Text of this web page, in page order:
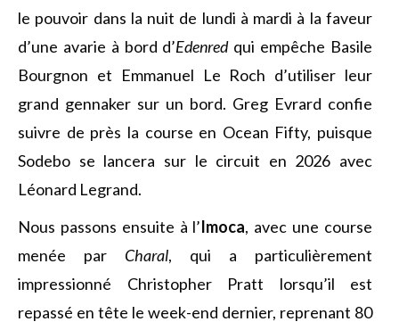
le pouvoir dans la nuit de lundi à mardi à la faveur
d’une avarie à bord d’Edenredqui empêche Basile
Bourgnon et Emmanuel Le Roch d’utiliser leur
grand gennaker sur un bord. Greg Evrard confie
suivre de près la course en Ocean Fifty, puisque
Sodebo se lancera sur le circuit en 2026 avec
Léonard Legrand.
Nous passons ensuite à l’Imoca, avec une course
menée par Charal, qui a particulièrement
impressionné Christopher Pratt lorsqu’il est
repassé en tête le week-end dernier, reprenant 80